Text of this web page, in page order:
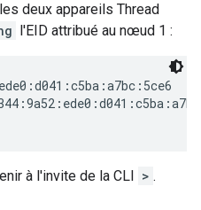
deux appareils Thread
l'EID attribué au nœud 1 :
à l'invite de la CLI > .